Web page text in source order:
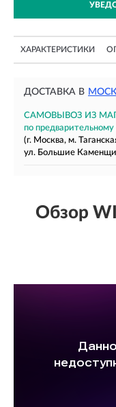
ХАРАКТЕРИСТИКИ
ДОСТАВКА В
САМОВЫВОЗ ИЗ
по предварительному
(г. Москва, м.
ул. Большие
Обзор